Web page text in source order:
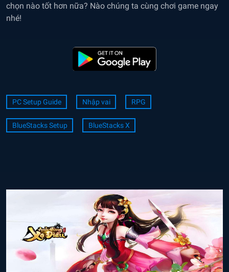
chọn nào tốt hơn nữa? Nào chúng ta cùng chơi game ngay
nhé!
PC Setup Guide Nhập vai RPG
BlueStacks Setup BlueStacks X